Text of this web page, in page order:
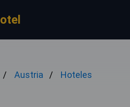
Austria
Hoteles